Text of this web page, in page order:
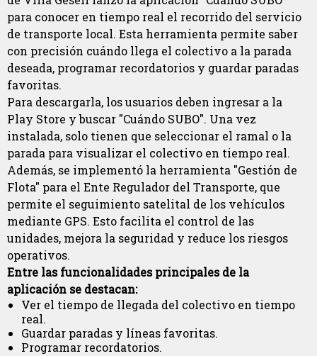
para conocer en tiempo real el recorrido del servicio
de transporte local. Esta herramienta permite saber
con precisión cuándo llega el colectivo a la parada
deseada, programar recordatorios y guardar paradas
favoritas.
Para descargarla, los usuarios deben ingresar a la
Play Store y buscar "Cuándo SUBO". Una vez
instalada, solo tienen que seleccionar el ramal o la
parada para visualizar el colectivo en tiempo real.
Además, se implementó la herramienta "Gestión de
Flota" para el Ente Regulador del Transporte, que
permite el seguimiento satelital de los vehículos
mediante GPS. Esto facilita el control de las
unidades, mejora la seguridad y reduce los riesgos
operativos.
Entre las funcionalidades principales de la
aplicación se destacan:
Ver el tiempo de llegada del colectivo en tiempo
real.
Guardar paradas y líneas favoritas.
Programar recordatorios.